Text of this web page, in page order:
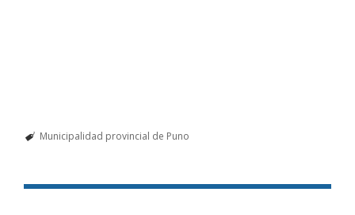
Municipalidad provincial de Puno